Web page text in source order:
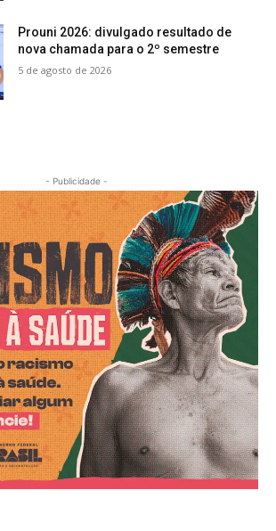
Prouni 2026: divulgado resultado de
nova chamada para o 2º semestre
5 de agosto de 2026
- Publicidade -